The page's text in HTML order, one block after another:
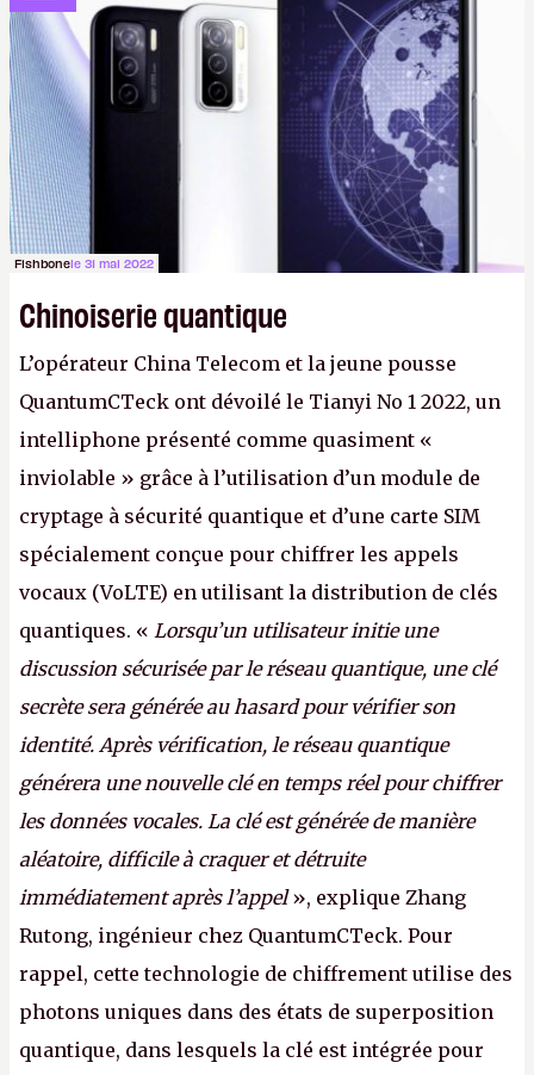
Dimikas, que Gato AI est « encore loin » de
prétendre réussir le célèbre test de Turing. (Crédit
photo : Pexels - Arthur Brognoli)
Fishbonele 31 mai 2022
Chinoiserie quantique
L’opérateur China Telecom et la jeune pousse
QuantumCTeck ont dévoilé le Tianyi No 1 2022, un
intelliphone présenté comme quasiment «
inviolable » grâce à l’utilisation d’un module de
cryptage à sécurité quantique et d’une carte SIM
spécialement conçue pour chiffrer les appels
vocaux (VoLTE) en utilisant la distribution de clés
quantiques. « Lorsqu’un utilisateur initie une
discussion sécurisée par le réseau quantique, une clé
secrète sera générée au hasard pour vérifier son
identité. Après vérification, le réseau quantique
générera une nouvelle clé en temps réel pour chiffrer
les données vocales. La clé est générée de manière
aléatoire, difficile à craquer et détruite
immédiatement après l’appel», explique Zhang
Rutong, ingénieur chez QuantumCTeck. Pour
rappel, cette technologie de chiffrement utilise des
photons uniques dans des états de superposition
quantique, dans lesquels la clé est intégrée pour